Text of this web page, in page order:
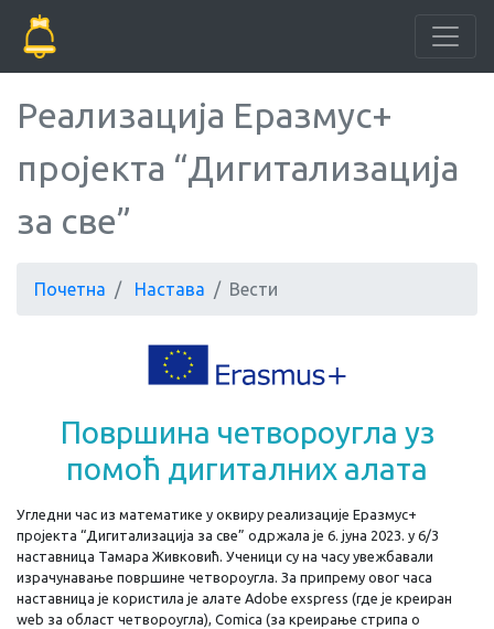
Реализација Еразмус+
пројекта “Дигитализација
за све”
Почетна Настава Вести
Површина четвороугла уз
помоћ дигиталних алата
Угледни час из математике у оквиру реализације Еразмус+
пројекта “Дигитализација за све” одржала је 6. јуна 2023. у 6/3
наставница Тамара Живковић. Ученици су на часу увежбавали
израчунавање површине четвороугла. За припрему овог часа
наставница је користила је алате Adobe exspress (где је креиран
web за област четвороугла), Comica (за креирање стрипа о